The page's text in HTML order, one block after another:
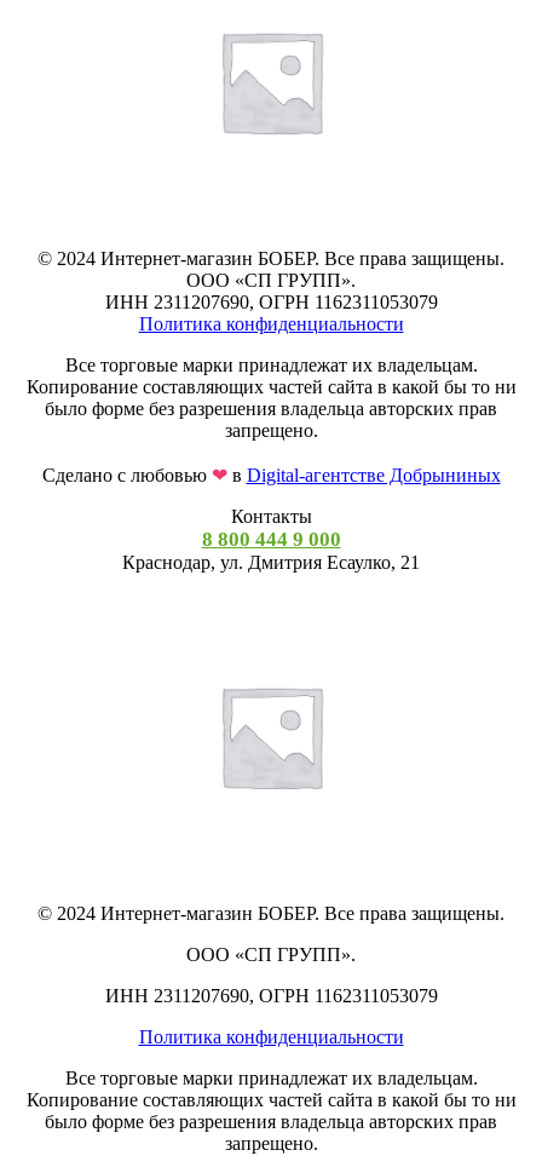
© 2024 Интернет-магазин БОБЕР. Все права защищены.
ООО «СП ГРУПП».
ИНН 2311207690, ОГРН 1162311053079
Политика конфиденциальности
Все торговые марки принадлежат их владельцам.
Копирование составляющих частей сайта в какой бы то ни
было форме без разрешения владельца авторских прав
запрещено.
Сделано с любовью ❤в Digital-агентстве Добрыниных
Контакты
8 800 444 9 000
Краснодар, ул. Дмитрия Есаулко, 21
© 2024 Интернет-магазин БОБЕР. Все права защищены.
ООО «СП ГРУПП».
ИНН 2311207690, ОГРН 1162311053079
Политика конфиденциальности
Все торговые марки принадлежат их владельцам.
Копирование составляющих частей сайта в какой бы то ни
было форме без разрешения владельца авторских прав
запрещено.